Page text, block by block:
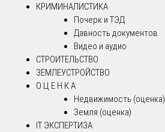
КРИМИНАЛИСТИКА
Почерк и ТЭД
Давность документов
Видео и аудио
СТРОИТЕЛЬСТВО
ЗЕМЛЕУСТРОЙСТВО
О Ц Е Н К А
Недвижимость (оценка)
Земля (оценка)
IT ЭКСПЕРТИЗА